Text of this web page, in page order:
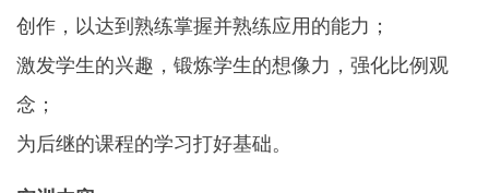
创作，以达到熟练掌握并熟练应用的能力；
激发学生的兴趣，锻炼学生的想像力，强化比例观
念；
为后继的课程的学习打好基础。